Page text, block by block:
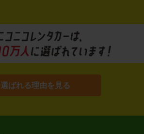
選ばれる理由を見る